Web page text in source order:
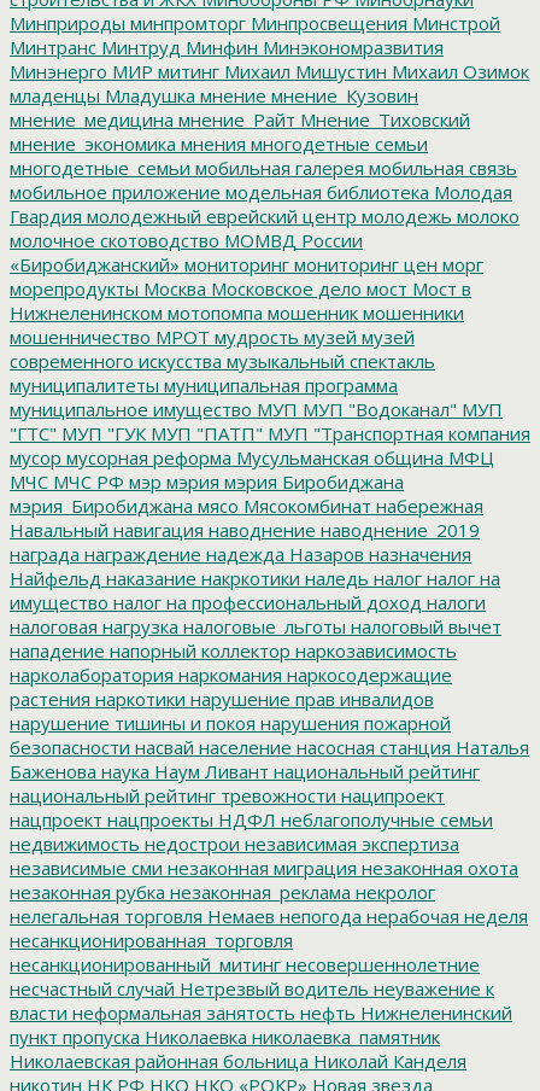
Минприроды минпромторг Минпросвещения Минстрой
Минтранс Минтруд Минфин Минэкономразвития
Минэнерго МИР митинг Михаил Мишустин Михаил Озимок
младенцы Младушка мнение мнение_Кузовин
мнение_медицина мнение_Райт Мнение_Тиховский
мнение_экономика мнения многодетные семьи
многодетные_семьи мобильная галерея мобильная связь
мобильное приложение модельная библиотека Молодая
Гвардия молодежный еврейский центр молодежь молоко
молочное скотоводство МОМВД России
«Биробиджанский» мониторинг мониторинг цен морг
морепродукты Москва Московское дело мост Мост в
Нижнеленинском мотопомпа мошенник мошенники
мошенничество МРОТ мудрость музей музей
современного искусства музыкальный спектакль
муниципалитеты муниципальная программа
муниципальное имущество МУП МУП "Водоканал" МУП
"ГТС" МУП "ГУК МУП "ПАТП" МУП "Транспортная компания
мусор мусорная реформа Мусульманская община МФЦ
МЧС МЧС РФ мэр мэрия мэрия Биробиджана
мэрия_Биробиджана мясо Мясокомбинат набережная
Навальный навигация наводнение наводнение_2019
награда награждение надежда Назаров назначения
Найфельд наказание накркотики наледь налог налог на
имущество налог на профессиональный доход налоги
налоговая нагрузка налоговые_льготы налоговый вычет
нападение напорный коллектор наркозависимость
нарколаборатория наркомания наркосодержащие
растения наркотики нарушение прав инвалидов
нарушение тишины и покоя нарушения пожарной
безопасности насвай население насосная станция Наталья
Баженова наука Наум Ливант национальный рейтинг
национальный рейтинг тревожности наципроект
нацпроект нацпроекты НДФЛ неблагополучные семьи
недвижимость недострои независимая экспертиза
независимые сми незаконная миграция незаконная охота
незаконная рубка незаконная_реклама некролог
нелегальная торговля Немаев непогода нерабочая неделя
несанкционированная_торговля
несанкционированный_митинг несовершеннолетние
несчастный случай Нетрезвый водитель неуважение к
власти неформальная занятость нефть Нижнеленинский
пункт пропуска Николаевка николаевка_памятник
Николаевская районная больница Николай Канделя
никотин НК РФ НКО НКО «РОКР» Новая звезда